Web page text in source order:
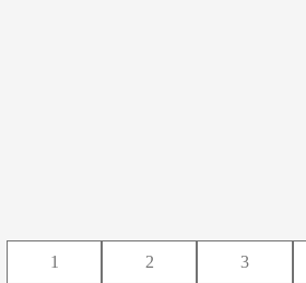
1 2 3